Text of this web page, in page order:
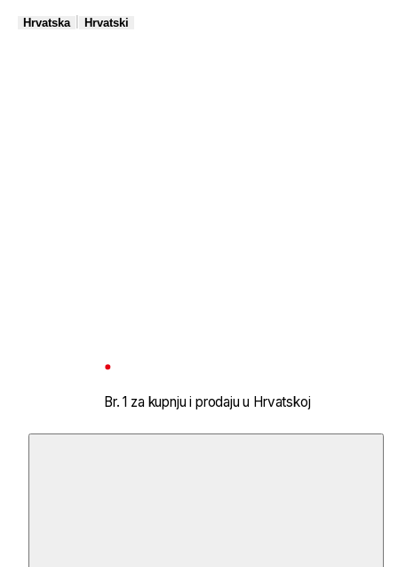
Hrvatska Hrvatski
Br. 1 za kupnju i prodaju u Hrvatskoj